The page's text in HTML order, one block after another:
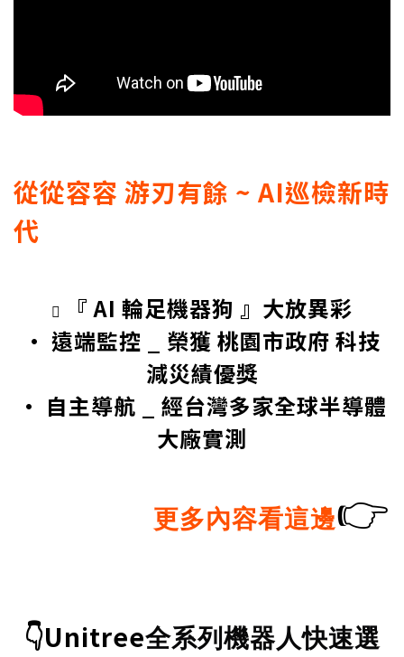
從從容容 游刃有餘 ~ AI巡檢新時
代

『 AI 輪足機器狗 』大放異彩
• 遠端監控 _ 榮獲 桃園市政府 科技
減災績優獎
• 自主導航 _ 經台灣多家全球半導體
大廠實測
更多內容看這邊👉
👇Unitree全系列機器人快速選